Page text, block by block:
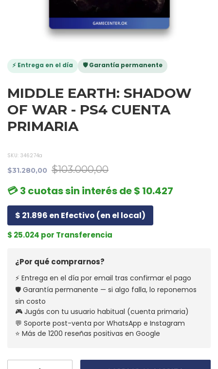
⚡ Entrega en el día 🛡️ Garantía permanente
MIDDLE EARTH: SHADOW
OF WAR - PS4 CUENTA
PRIMARIA
SKU: 346274a
$31.280,00 $103.000,00
💳 3 cuotas sin interés de $ 10.427
$ 21.896 en Efectivo (en el local)
$ 25.024 por Transferencia
¿Por qué comprarnos?
⚡ Entrega en el día por email tras confirmar el pago
🛡️ Garantía permanente — si algo falla, lo reponemos
sin costo
🎮 Jugás con tu usuario habitual (cuenta primaria)
💬 Soporte post-venta por WhatsApp e Instagram
⭐ Más de 1200 reseñas positivas en Google